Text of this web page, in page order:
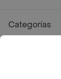
Categorías